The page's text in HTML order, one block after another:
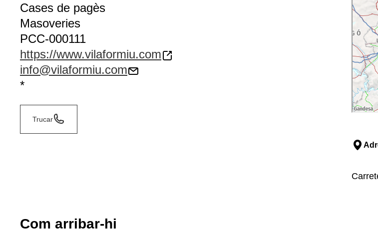
Cases de pagès
Masoveries
PCC-000111
https://www.vilaformiu.com
info@vilaformiu.com
*
Trucar
Com arribar-hi